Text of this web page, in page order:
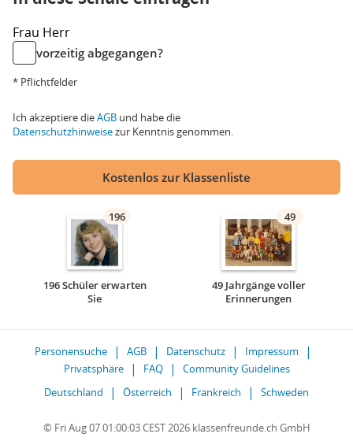
Frau Herr
vorzeitig abgegangen?
* Pflichtfelder
Ich akzeptiere dieAGB und habe die
Datenschutzhinweisezur Kenntnis genommen.
Kostenlos zur Klassenliste
196
196 Schüler erwarten
Sie
49
49 Jahrgänge voller
Erinnerungen
Personensuche AGB Datenschutz
Impressum
Privatsphäre
FAQ
Community Guidelines
Deutschland
Österreich Frankreich Schweden
© Fri Aug 07 01:00:03 CEST 2026 klassenfreunde.ch GmbH